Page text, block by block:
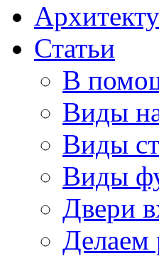
Статьи
В
Виды
Виды
Виды
Двери
Делаем